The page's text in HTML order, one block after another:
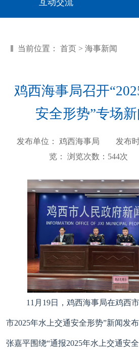
互动交流
当前位置： 首页 > 海事新闻
鸡西海事局召开
安全形势”专场
发布单位： 鸡西海事局 发布时
览： 浏览次数：544次
11月19日，鸡西海事局在鸡西
市2025年水上交通安全形势”新闻发
张嘉平围绕“通报2025年水上交通安